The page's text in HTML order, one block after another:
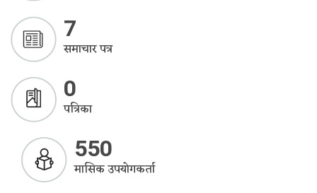
7
समाचार पत्र
0
पत्रिका
550
मासिक उपयोगकर्ता